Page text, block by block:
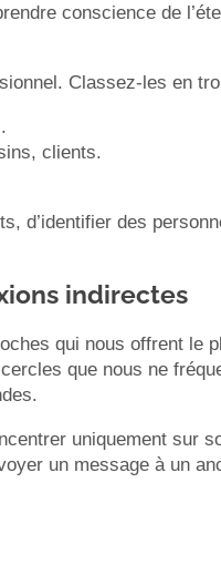
conscience de
Classez-les en
clients.
d’identifier des
indirectes
qui nous offrent le
que nous ne
uniquement sur
un message à un